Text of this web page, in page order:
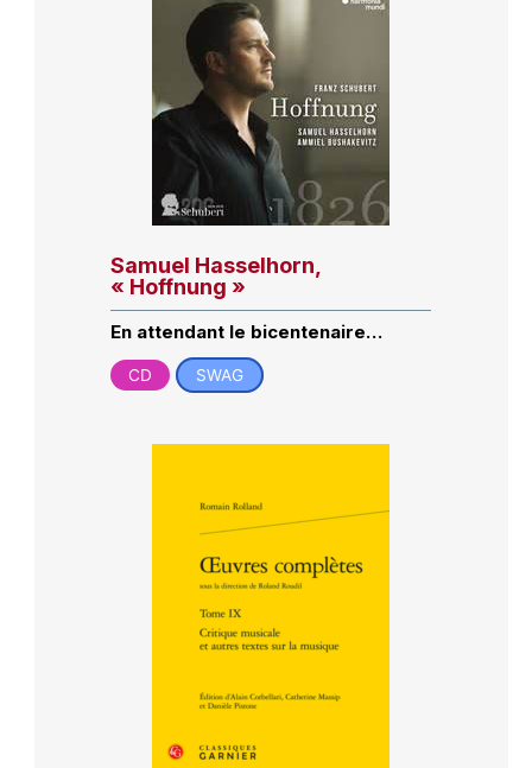
Samuel Hasselhorn,
« Hoffnung »
En attendant le bicentenaire…
CD SWAG